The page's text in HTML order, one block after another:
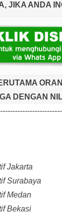
JIKA ANDA
DENGAN
Jakarta
Surabaya
Medan
Bekasi